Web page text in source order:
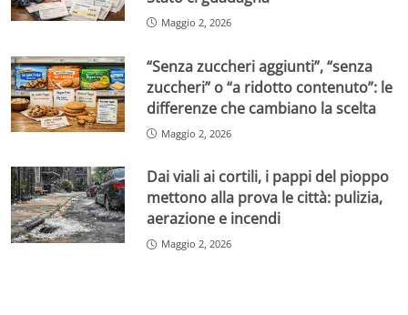
Maggio 2, 2026
“Senza zuccheri aggiunti”, “senza
zuccheri” o “a ridotto contenuto”: le
differenze che cambiano la scelta
Maggio 2, 2026
Dai viali ai cortili, i pappi del pioppo
mettono alla prova le città: pulizia,
aerazione e incendi
Maggio 2, 2026